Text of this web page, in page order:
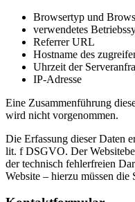
Browsertyp und
verwendetes
Referrer URL
Hostname des
Uhrzeit der
IP-Adresse
Eine Zusammenführung
wird nicht vorgenommen.
Die Erfassung dieser Daten
lit. f DSGVO. Der
der technisch fehlerfreien
Website – hierzu müssen